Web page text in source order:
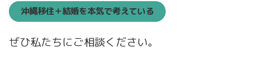
沖縄移住＋結婚を本気で考えている
ぜひ私たちにご相談ください。